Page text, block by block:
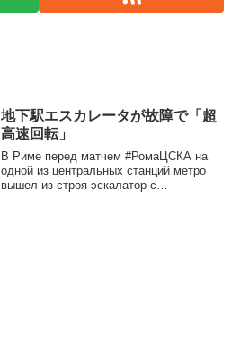
地下駅エスカレータが故障で「超
高速回転」
В Риме перед матчем #РомаЦСКА на
одной из центральных станций метро
вышел из строя эскалатор с